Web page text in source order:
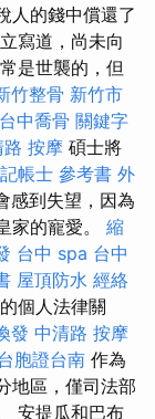
人的錢中償還了
寫道，尚未向
是世襲的，但
竹整骨 新竹市
台中喬骨 關鍵字
路 按摩 碩士將
記帳士 參考書 外
感到失望，因為
家的寵愛。 縮
台中 spa 台中
屋頂防水 經絡
個人法律關
發 中清路 按摩
胞證台南 作為
地區，僅司法部
安提瓜和巴布